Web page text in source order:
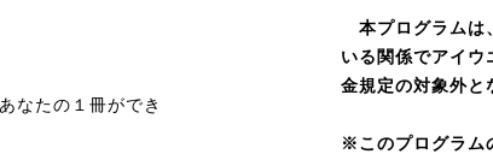
なたの１冊ができ
本プログラムは
いる関係でアイウ
金規定の対象外と
※このプログラム